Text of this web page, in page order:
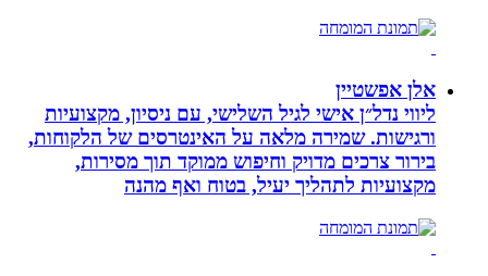
אלן אפשטיין
ליווי נדל״ן אישי לגיל השלישי, עם ניסיון, מקצועיות
ורגישות. שמירה מלאה על האינטרסים של הלקוחות,
בירור צרכים מדויק וחיפוש ממוקד תוך מסירות,
מקצועיות לתהליך יעיל, בטוח ואף מהנה